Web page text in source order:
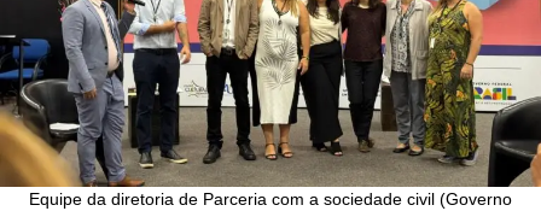
Equipe da diretoria de Parceria com a sociedade civil (Governo